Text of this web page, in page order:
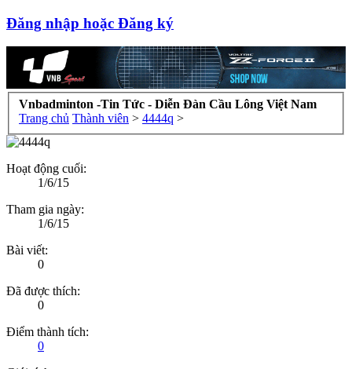
Đăng nhập hoặc Đăng ký
Vnbadminton -Tin Tức - Diễn Đàn Cầu Lông Việt Nam
Trang chủ Thành viên > 4444q >
Hoạt động cuối:
1/6/15
Tham gia ngày:
1/6/15
Bài viết:
0
Đã được thích:
0
Điểm thành tích:
0